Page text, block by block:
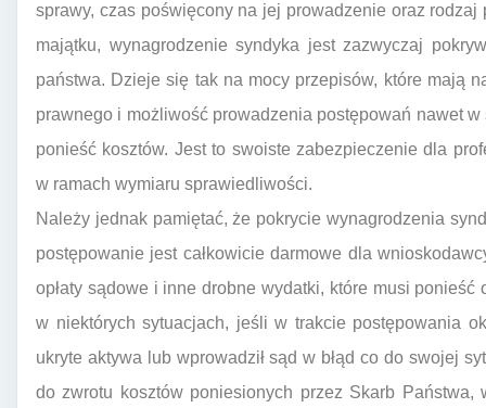
sprawy, czas poświęcony na jej prowadzenie oraz
majątku, wynagrodzenie syndyka jest zazwyczaj
państwa. Dzieje się tak na mocy przepisów, które mają
prawnego i możliwość prowadzenia postępowań nawet
ponieść kosztów. Jest to swoiste zabezpieczenie dla
w ramach wymiaru sprawiedliwości.
Należy jednak pamiętać, że pokrycie wynagrodzenia
postępowanie jest całkowicie darmowe dla
opłaty sądowe i inne drobne wydatki, które musi
w niektórych sytuacjach, jeśli w trakcie postępowania
ukryte aktywa lub wprowadził sąd w błąd co do swojej
do zwrotu kosztów poniesionych przez Skarb Państwa,